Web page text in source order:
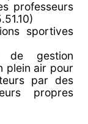
professeurs
sportives
de gestion
plein air pour
par des
propres